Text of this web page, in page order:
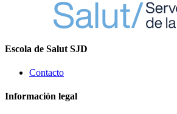
Escola de Salut SJD
Contacto
Información legal